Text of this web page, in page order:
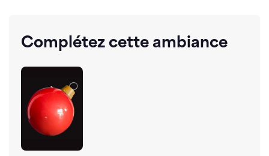
Complétez cette ambiance